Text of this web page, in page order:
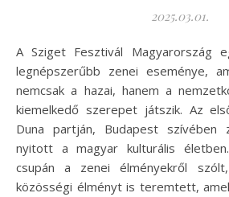
2025.03.01.
A Sziget Fesztivál Magyarország egyik legnagyobb és
legnépszerűbb zenei eseménye,
nemcsak a hazai, hanem a
kiemelkedő szerepet játszik. Az
Duna partján, Budapest
nyitott a magyar kulturális
csupán a zenei élményekről
közösségi élményt is teremtett,